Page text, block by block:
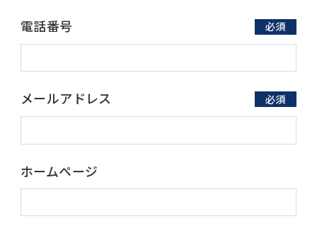
電話番号 必須
メールアドレス 必須
ホームページ